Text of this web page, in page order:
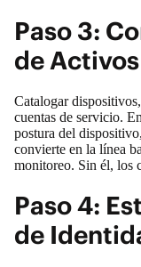
Paso 3:
de
Catalogar
cuentas de servicio.
postura del
convierte en la línea
monitoreo. Sin él, los
Paso 4:
de